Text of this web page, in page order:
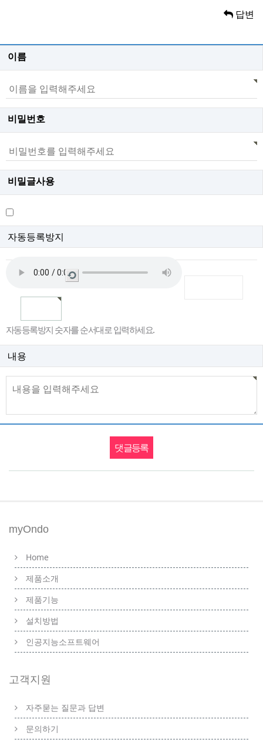
답변
이름
비밀번호
비밀글사용
자동등록방지
새
자동등록방지 숫자를 순서대로 입력하세요.
내용
myOndo
Home
제품소개
제품기능
설치방법
인공지능소프트웨어
고객지원
자주묻는 질문과 답변
문의하기